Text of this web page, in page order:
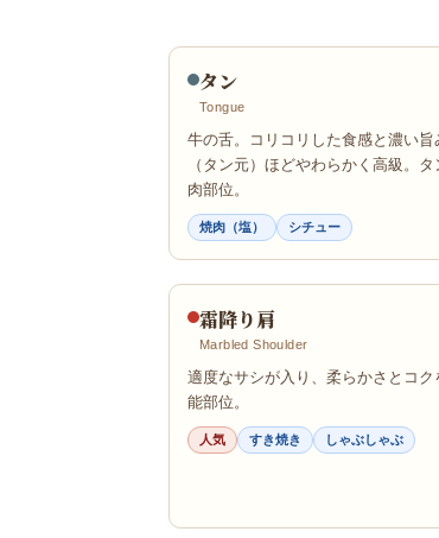
タン
Tongue
牛の舌。コリコリした食感と濃い
（タン元）ほどやわらかく高級。
肉部位。
焼肉（塩） シチュー
霜降り肩
Marbled Shoulder
適度なサシが入り、柔らかさとコク
能部位。
人気 すき焼き しゃぶしゃぶ